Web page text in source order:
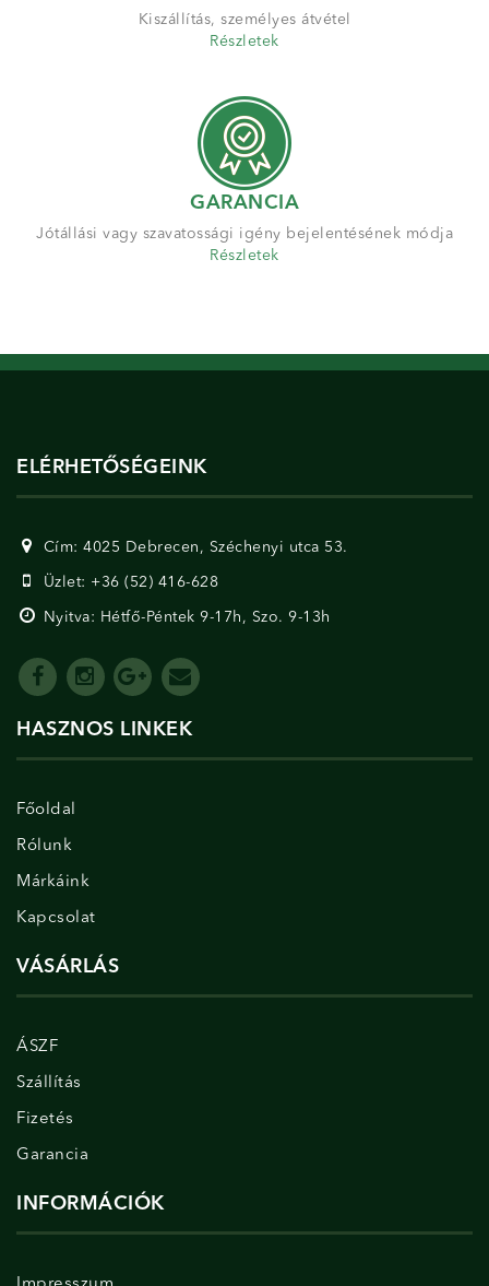
Kiszállítás, személyes átvétel
Részletek
GARANCIA
Jótállási vagy szavatossági igény bejelentésének módja
Részletek
ELÉRHETŐSÉGEINK
Cím: 4025 Debrecen, Széchenyi utca 53.
Üzlet: +36 (52) 416-628
Nyitva: Hétfő-Péntek 9-17h, Szo. 9-13h
HASZNOS LINKEK
Főoldal
Rólunk
Márkáink
Kapcsolat
VÁSÁRLÁS
ÁSZF
Szállítás
Fizetés
Garancia
INFORMÁCIÓK